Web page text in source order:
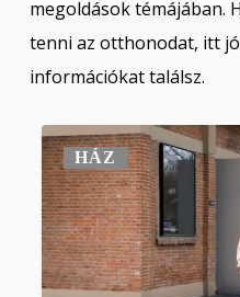
megoldások témájában.
tenni az otthonodat, itt
információkat találsz.
HÁZ